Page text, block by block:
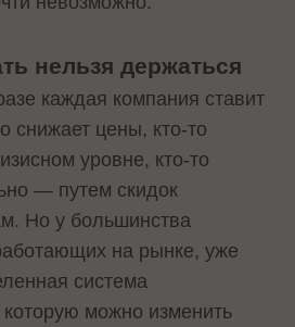
нельзя держаться
каждая компания ставит
снижает цены, кто-то
уровне, кто-то
— путем скидок
Но у большинства
на рынке, уже
система
можно изменить